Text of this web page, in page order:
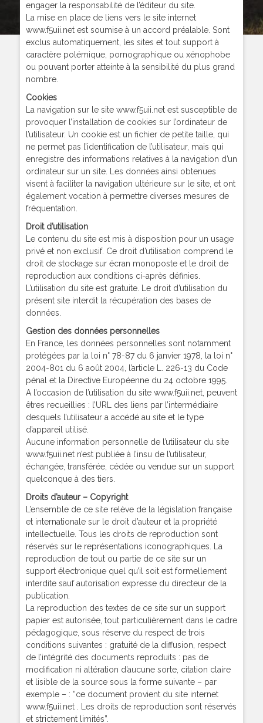
engager la responsabilité de l’éditeur du site.
La mise en place de liens vers le site internet
www.f5uii.net est soumise à un accord préalable. Sont
exclus automatiquement, les sites et tout support à
caractère polémique, pornographique ou xénophobe
ou pouvant porter atteinte à la sensibilité du plus grand
nombre.
Cookies
La navigation sur le site www.f5uii.net est susceptible de
provoquer l’installation de cookies sur l’ordinateur de
l’utilisateur. Un cookie est un fichier de petite taille, qui
ne permet pas l’identification de l’utilisateur, mais qui
enregistre des informations relatives à la navigation d’un
ordinateur sur un site. Les données ainsi obtenues
visent à faciliter la navigation ultérieure sur le site, et ont
également vocation à permettre diverses mesures de
fréquentation.
Droit d’utilisation
Le contenu du site est mis à disposition pour un usage
privé et non exclusif. Ce droit d’utilisation comprend le
droit de stockage sur écran monoposte et le droit de
reproduction aux conditions ci-après définies.
L’utilisation du site est gratuite. Le droit d’utilisation du
présent site interdit la récupération des bases de
données.
Gestion des données personnelles
En France, les données personnelles sont notamment
protégées par la loi n° 78-87 du 6 janvier 1978, la loi n°
2004-801 du 6 août 2004, l’article L. 226-13 du Code
pénal et la Directive Européenne du 24 octobre 1995.
A l’occasion de l’utilisation du site www.f5uii.net, peuvent
êtres recueillies : l’URL des liens par l’intermédiaire
desquels l’utilisateur a accédé au site et le type
d’appareil utilisé.
Aucune information personnelle de l’utilisateur du site
www.f5uii.net n’est publiée à l’insu de l’utilisateur,
échangée, transférée, cédée ou vendue sur un support
quelconque à des tiers.
Droits d’auteur – Copyright
L’ensemble de ce site relève de la législation française
et internationale sur le droit d’auteur et la propriété
intellectuelle. Tous les droits de reproduction sont
réservés sur le représentations iconographiques. La
reproduction de tout ou partie de ce site sur un
support électronique quel qu’il soit est formellement
interdite sauf autorisation expresse du directeur de la
publication.
La reproduction des textes de ce site sur un support
papier est autorisée, tout particulièrement dans le cadre
pédagogique, sous réserve du respect de trois
conditions suivantes : gratuité de la diffusion, respect
de l’intégrité des documents reproduits : pas de
modification ni altération d’aucune sorte, citation claire
et lisible de la source sous la forme suivante – par
exemple – : “ce document provient du site internet
www.f5uii.net . Les droits de reproduction sont réservés
et strictement limités”.